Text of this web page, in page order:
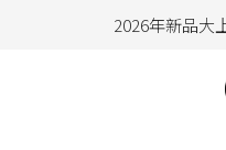
2026年新品大
hello !!
2026年新品大